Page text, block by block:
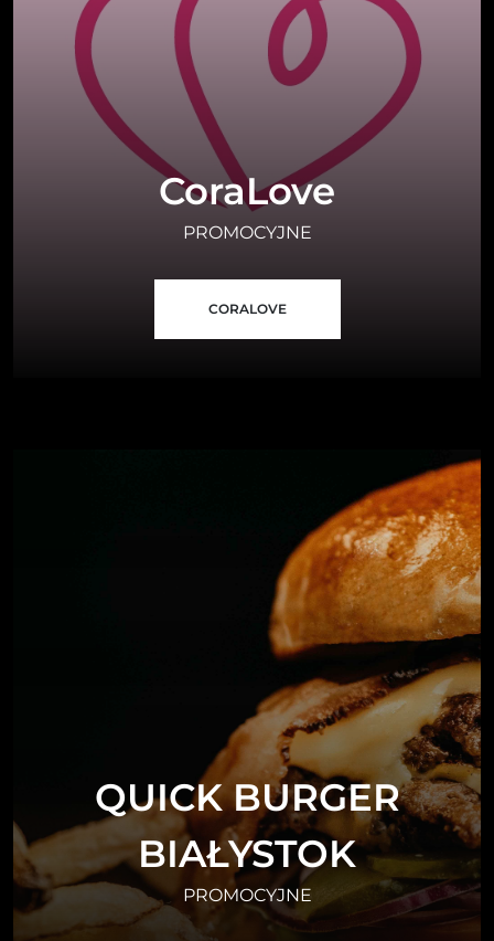
CoraLove
PROMOCYJNE
CORALOVE
QUICK BURGER
BIAŁYSTOK
PROMOCYJNE